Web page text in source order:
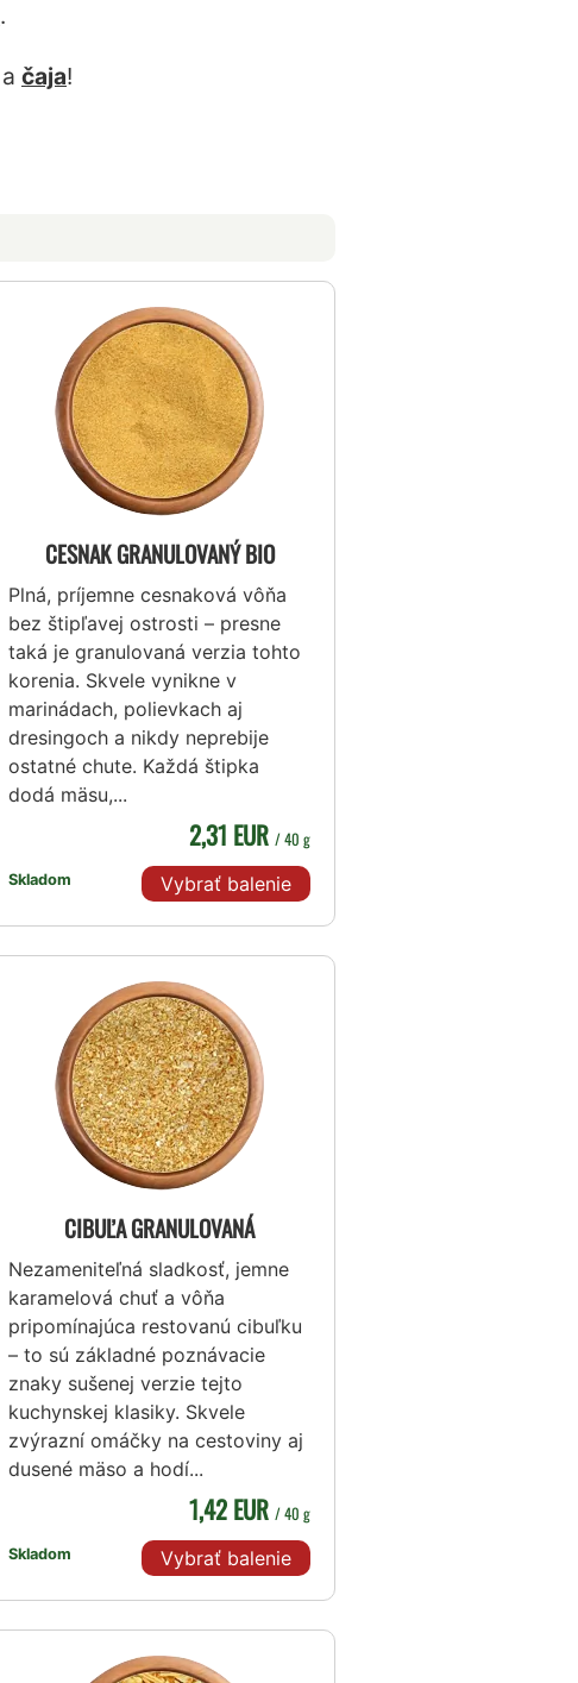
.
a čaja!
CESNAK GRANULOVANÝ BIO
Plná, príjemne cesnaková vôňa
bez štipľavej ostrosti – presne
taká je granulovaná verzia tohto
korenia. Skvele vynikne v
marinádach, polievkach aj
dresingoch a nikdy neprebije
ostatné chute. Každá štipka
dodá mäsu,...
Skladom
2,31 EUR / 40 g
Vybrať balenie
CIBUĽA GRANULOVANÁ
Nezameniteľná sladkosť, jemne
karamelová chuť a vôňa
pripomínajúca restovanú cibuľku
– to sú základné poznávacie
znaky sušenej verzie tejto
kuchynskej klasiky. Skvele
zvýrazní omáčky na cestoviny aj
dusené mäso a hodí...
Skladom
1,42 EUR / 40 g
Vybrať balenie